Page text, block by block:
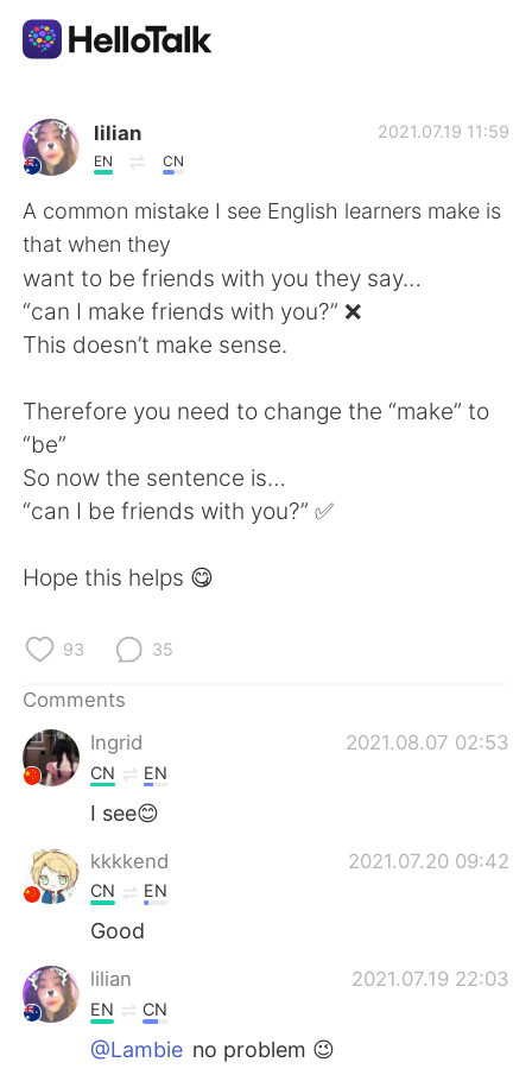
Language Exchange App
AI Grammar Checker
English
简体中文 繁體中文
Español العربية
Français Deutsch
Indonesia
Português
lilian
EN CN
2021.07.19 11:59
A common mistake I see English learners make is
that when they
want to be friends with you they say…
“can I make friends with you?” ❌
This doesn’t make sense.
Therefore you need to change the “make” to
“be”
So now the sentence is…
“can I be friends with you?” ✅
Hope this helps 😋
93 35
Comments
Ingrid
2021.08.07 02:53
CN EN
I see😊
kkkkend 2021.07.20 09:42
CN EN
Good
lilian 2021.07.19 22:03
EN CN
@Lambie no problem 😉